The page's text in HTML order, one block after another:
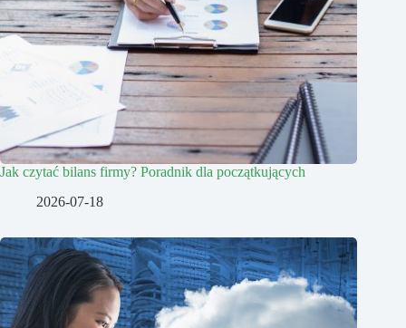
Jak czytać bilans firmy? Poradnik dla początkujących
2026-07-18